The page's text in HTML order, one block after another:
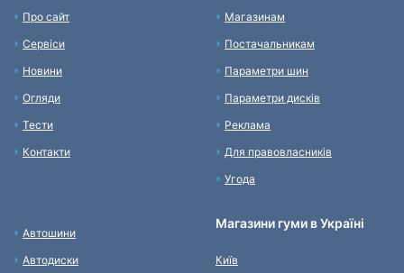
Про сайт
Сервіси
Новини
Огляди
Тести
Контакти
Магазинам
Постачальникам
Параметри шин
Параметри дисків
Реклама
Для правовласників
Угода
Автошини
Автодиски
Магазини гуми в Україні
Київ